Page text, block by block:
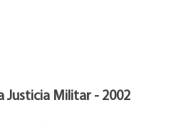
Justicia Militar - 2002